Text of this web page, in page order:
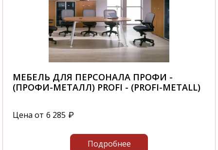
МЕБЕЛЬ ДЛЯ ПЕРСОНАЛА ПРОФИ -
(ПРОФИ-МЕТАЛЛ) PROFI - (PROFI-METALL)
Цена от 6 285 ₽
Подробнее